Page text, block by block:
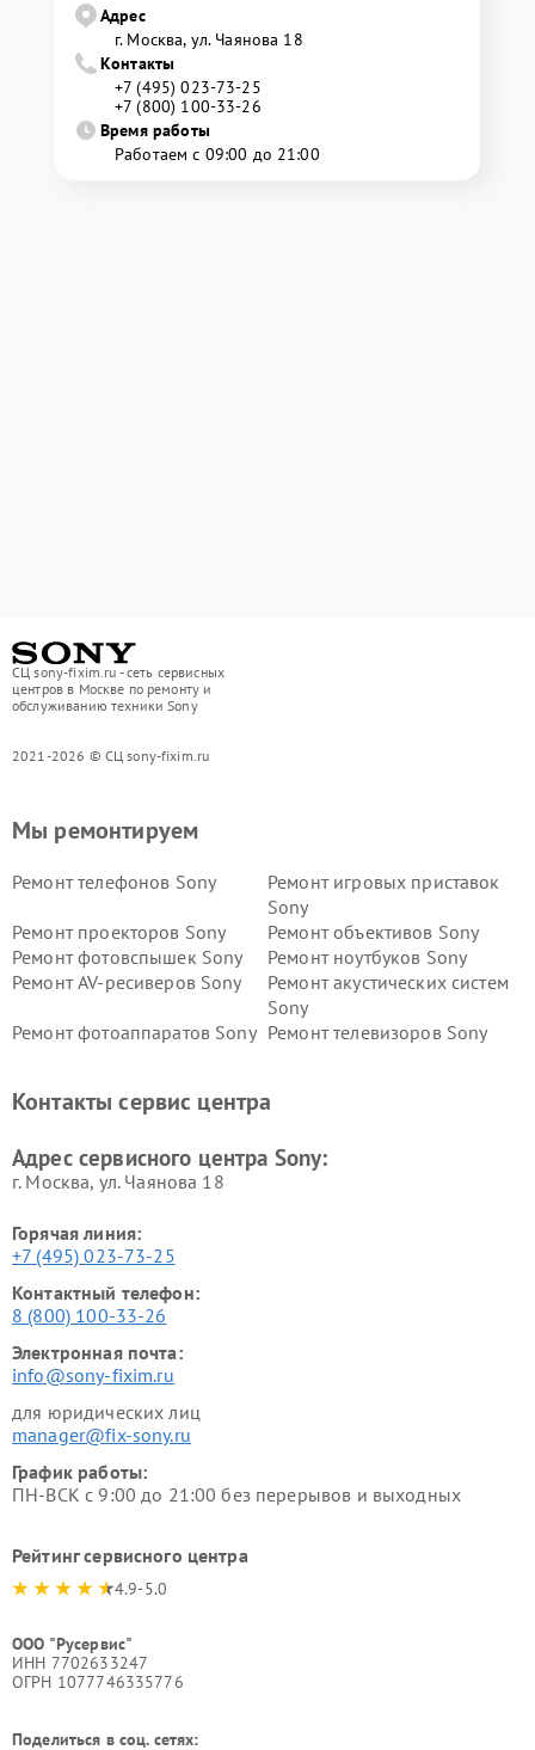
Адрес
г. Москва, ул. Чаянова 18
Контакты
+7 (495) 023-73-25
+7 (800) 100-33-26
Время работы
Работаем с 09:00 до 21:00
СЦ sony-fixim.ru - сеть сервисных
центров в Москве по ремонту и
обслуживанию техники Sony
2021-2026 © СЦ sony-fixim.ru
Мы ремонтируем
Ремонт телефонов Sony
Ремонт игровых приставок
Sony
Ремонт проекторов Sony
Ремонт объективов Sony
Ремонт фотовспышек Sony
Ремонт ноутбуков Sony
Ремонт AV-ресиверов Sony
Ремонт акустических систем
Sony
Ремонт фотоаппаратов Sony Ремонт телевизоров Sony
Контакты сервис центра
Адрес сервисного центра Sony:
г. Москва, ул. Чаянова 18
Горячая линия:
+7 (495) 023-73-25
Контактный телефон:
8 (800) 100-33-26
Электронная почта:
info@sony-fixim.ru
для юридических лиц
manager@fix-sony.ru
График работы:
ПН-ВСК с 9:00 до 21:00 без перерывов и выходных
Рейтинг сервисного центра
4.9-5.0
ООО "Русервис"
ИНН 7702633247
ОГРН 1077746335776
Поделиться в соц. сетях: